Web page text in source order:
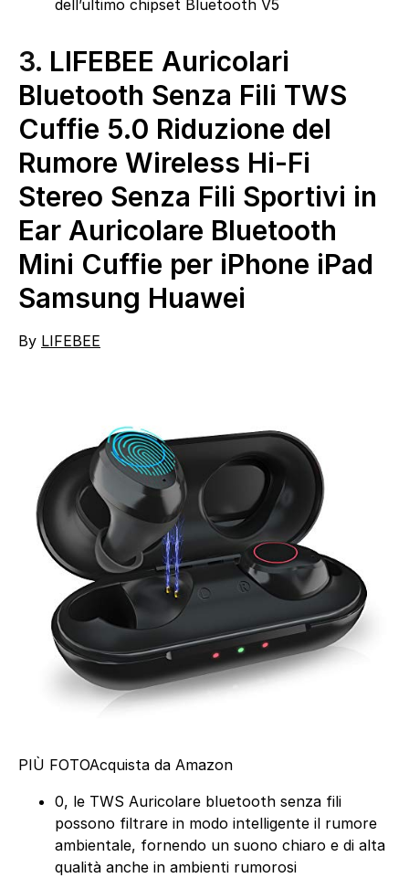
dell’ultimo chipset Bluetooth V5
3. LIFEBEE Auricolari
Bluetooth Senza Fili TWS
Cuffie 5.0 Riduzione del
Rumore Wireless Hi-Fi
Stereo Senza Fili Sportivi in
Ear Auricolare Bluetooth
Mini Cuffie per iPhone iPad
Samsung Huawei
By LIFEBEE
PIÙ FOTOAcquista da Amazon
0, le TWS Auricolare bluetooth senza fili
possono filtrare in modo intelligente il rumore
ambientale, fornendo un suono chiaro e di alta
qualità anche in ambienti rumorosi